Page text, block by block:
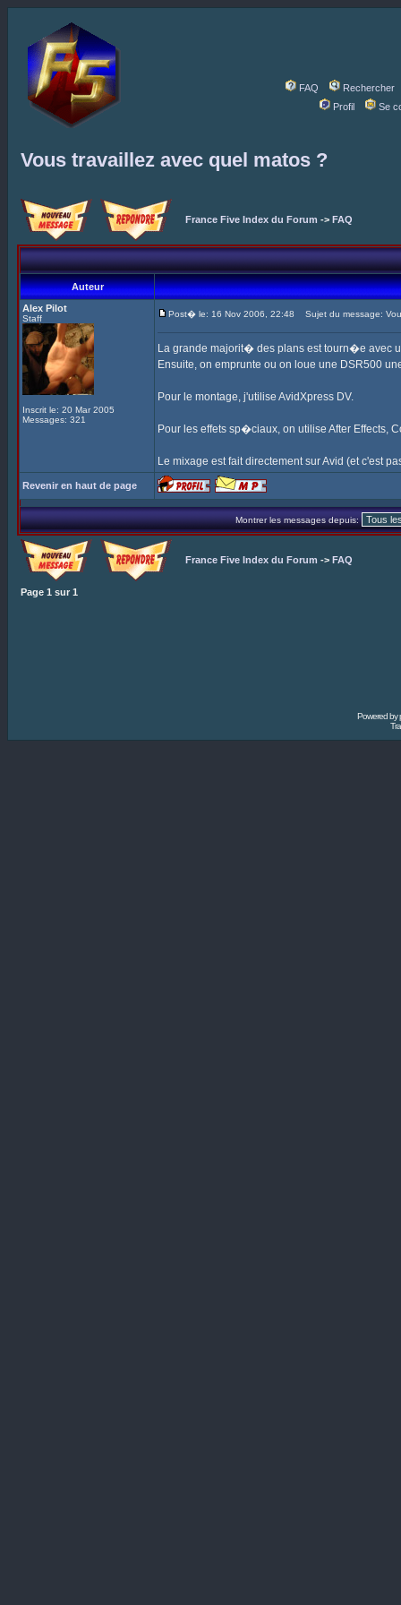
FAQ
Rechercher
Profil
Se
Vous travaillez avec quel matos ?
France Five Index du Forum -> FAQ
Auteur
Alex Pilot
Staff
Inscrit le: 20 Mar 2005
Messages: 321
Post� le: 16 Nov 2006, 22:48 Sujet du message:
La grande majorit� des plans est tourn�e avec
Ensuite, on emprunte ou on loue une DSR500
Pour le montage, j'utilise AvidXpress DV.
Pour les effets sp�ciaux, on utilise After Effects,
Le mixage est fait directement sur Avid (et c'est
Revenir en haut de page
Montrer les messages depuis:
France Five Index du Forum -> FAQ
Page 1 sur 1
Powered by